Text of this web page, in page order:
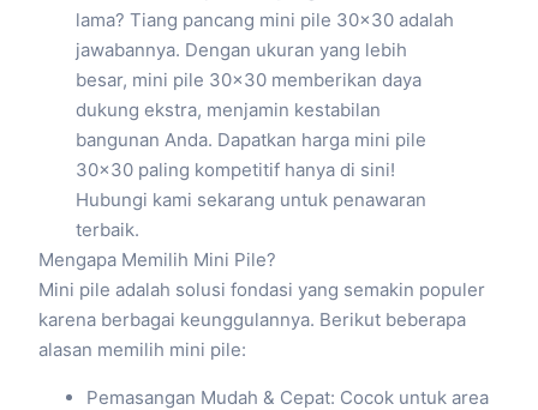
lama? Tiang pancang mini pile 30×30 adalah
jawabannya. Dengan ukuran yang lebih
besar, mini pile 30×30 memberikan daya
dukung ekstra, menjamin kestabilan
bangunan Anda. Dapatkan harga mini pile
30×30 paling kompetitif hanya di sini!
Hubungi kami sekarang untuk penawaran
terbaik.
Mengapa Memilih Mini Pile?
Mini pile adalah solusi fondasi yang semakin populer
karena berbagai keunggulannya. Berikut beberapa
alasan memilih mini pile:
Pemasangan Mudah & Cepat: Cocok untuk area